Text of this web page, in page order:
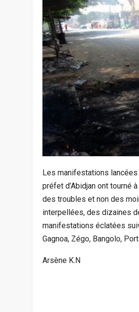
Les manifestations
préfet d’Abidjan ont tourné
des troubles et non des
interpellées, des dizaines
manifestations éclatées
Gagnoa, Zégo, Bangolo,
Arsène K.N